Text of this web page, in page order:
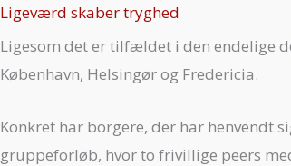
Ligeværd skaber tryghed
Ligesom det er tilfældet i den endelige
København, Helsingør og Fredericia.
Konkret har borgere, der har henvendt
gruppeforløb, hvor to frivillige peers